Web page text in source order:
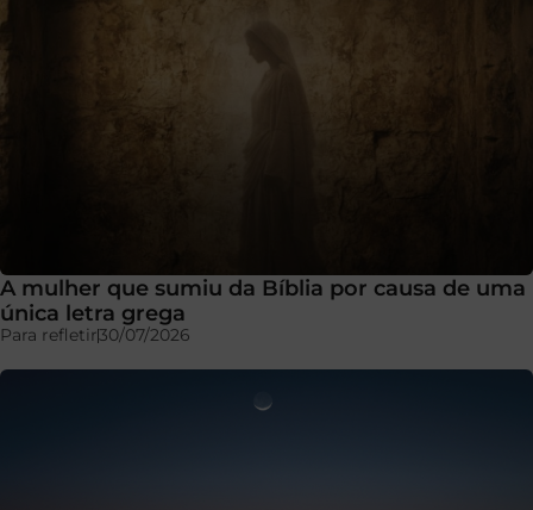
A mulher que sumiu da Bíblia por causa de uma
única letra grega
Para refletir30/07/2026